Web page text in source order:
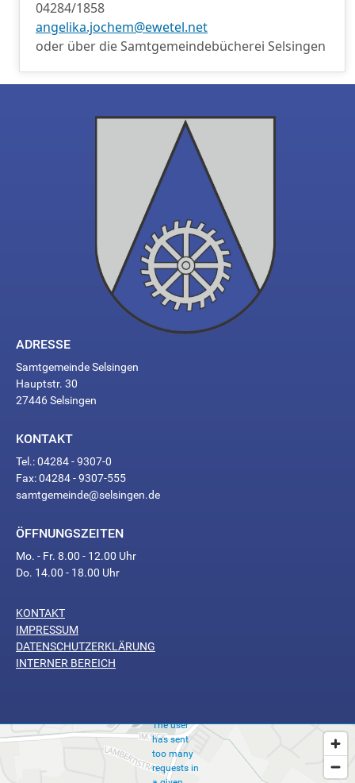
04284/1858
angelika.jochem@ewetel.net
oder über die Samtgemeindebücherei Selsingen
ADRESSE
Samtgemeinde Selsingen
Hauptstr. 30
27446 Selsingen
KONTAKT
Tel.: 04284 - 9307-0
Fax: 04284 - 9307-555
samtgemeinde@selsingen.de
ÖFFNUNGSZEITEN
Mo. - Fr. 8.00 - 12.00 Uhr
Do. 14.00 - 18.00 Uhr
KONTAKT
IMPRESSUM
DATENSCHUTZERKLÄRUNG
INTERNER BEREICH
Many
The user
has sent
too many
requests in